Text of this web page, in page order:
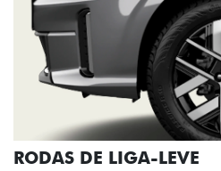
RODAS DE LIGA-LEVE